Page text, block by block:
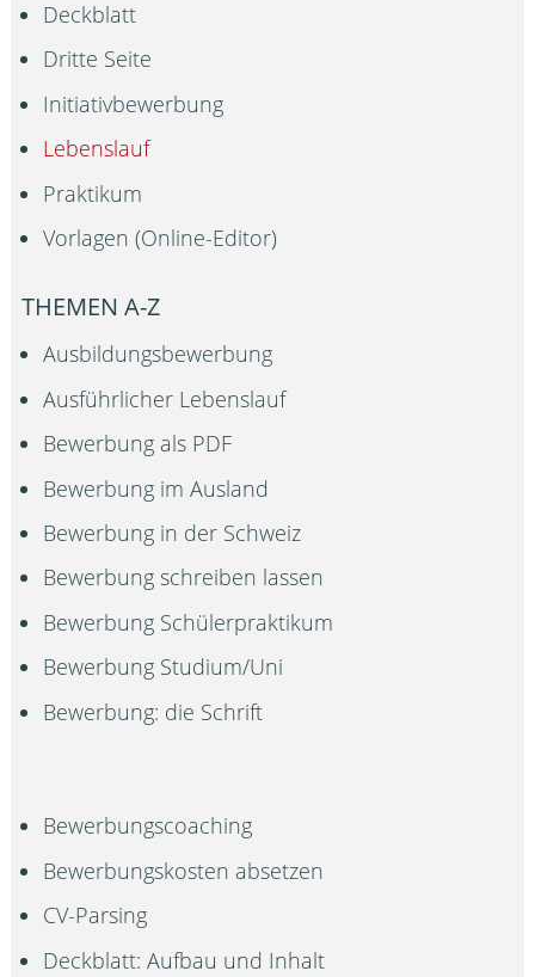
Deckblatt
Dritte Seite
Initiativbewerbung
Lebenslauf
Praktikum
Vorlagen (Online-Editor)
THEMEN A-Z
Ausbildungsbewerbung
Ausführlicher Lebenslauf
Bewerbung als PDF
Bewerbung im Ausland
Bewerbung in der Schweiz
Bewerbung schreiben lassen
Bewerbung Schülerpraktikum
Bewerbung Studium/Uni
Bewerbung: die Schrift
Bewerbungscoaching
Bewerbungskosten absetzen
CV-Parsing
Deckblatt: Aufbau und Inhalt